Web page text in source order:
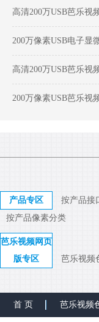
高清200万USB芭乐视
200万像素USB电子显
高清200万USB芭乐视
200万像素USB芭乐视
产品专区 按产品接
按产品像素分类
芭乐视频网页
版专区
芭乐视频
首 页 芭乐视频